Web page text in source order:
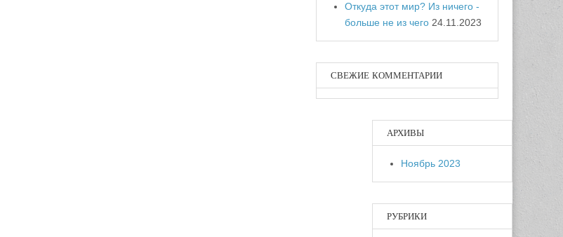
Откуда этот мир? Из ничего -
больше не из чего 24.11.2023
СВЕЖИЕ КОММЕНТАРИИ
АРХИВЫ
Ноябрь 2023
РУБРИКИ